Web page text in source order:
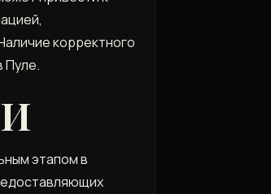
корректного
Пуле.
этапом в